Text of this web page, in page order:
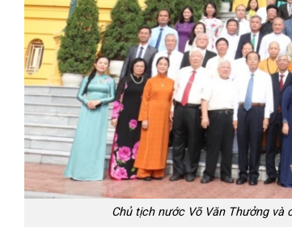
Chủ tịch nước Võ Văn Thưởng